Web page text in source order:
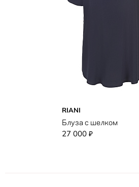
RIANI
Блуза с шелком
27 000 ₽